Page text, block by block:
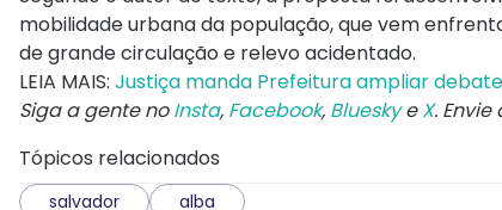
mobilidade urbana da população, que vem
de grande circulação e relevo acidentado.
LEIA MAIS: Justiça manda Prefeitura ampliar
Siga a gente noInsta, Facebook, BlueskyeX.
Tópicos relacionados
salvador alba